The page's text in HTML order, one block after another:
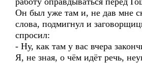
Он был уже там и, не дав мне
слова, подмигнул и
спросил:
- Ну, как там у вас вчера
Я, не зная, о чём идёт речь,